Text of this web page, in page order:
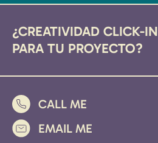
¿CREATIVIDAD CLICK-IN
PARA TU PROYECTO?
CALL ME
EMAIL ME